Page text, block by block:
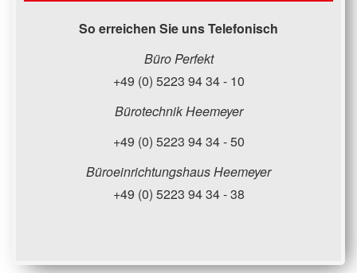
So erreichen Sie uns Telefonisch
Büro Perfekt
+49 (0) 5223 94 34 - 10
Bürotechnik Heemeyer
+49 (0) 5223 94 34 - 50
Büroeinrichtungshaus Heemeyer
+49 (0) 5223 94 34 - 38